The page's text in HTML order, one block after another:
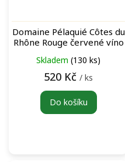
Domaine Pélaquié Côtes du
Rhône Rouge červené víno
Skladem (130 ks)
520 Kč / ks
Do košíku